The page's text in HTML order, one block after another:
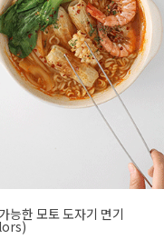
능한 모토 도자기 면기